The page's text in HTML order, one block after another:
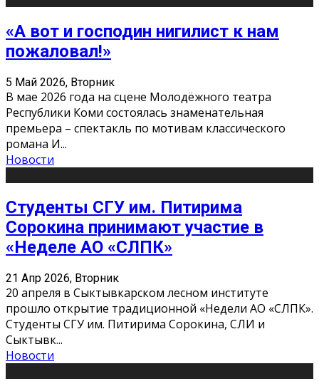
«А вот и господин нигилист к нам
пожаловал!»
5 Май 2026, Вторник
В мае 2026 года на сцене Молодёжного театра
Республики Коми состоялась знаменательная
премьера – спектакль по мотивам классического
романа И...
Новости
Студенты СГУ им. Питирима
Сорокина принимают участие в
«Неделе АО «СЛПК»
21 Апр 2026, Вторник
20 апреля в Сыктывкарском лесном институте
прошло открытие традиционной «Недели АО «СЛПК».
Студенты СГУ им. Питирима Сорокина, СЛИ и
Сыктывк...
Новости